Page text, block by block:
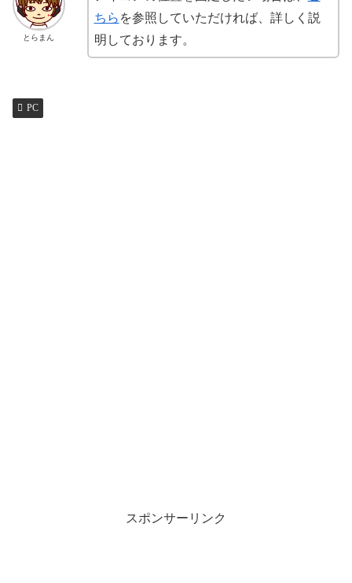
とらまん
ちら を参照していただければ、詳しく説
明しております。
PC
スポンサーリンク